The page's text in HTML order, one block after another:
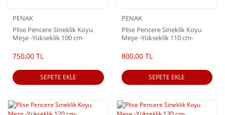
PENAK
Plise Pencere Sineklik Koyu
Meşe -Yükseklik 100 cm-
750,00 TL
SEPETE EKLE
PENAK
Plise Pencere Sineklik Koyu
Meşe -Yükseklik 110 cm-
800,00 TL
SEPETE EKLE